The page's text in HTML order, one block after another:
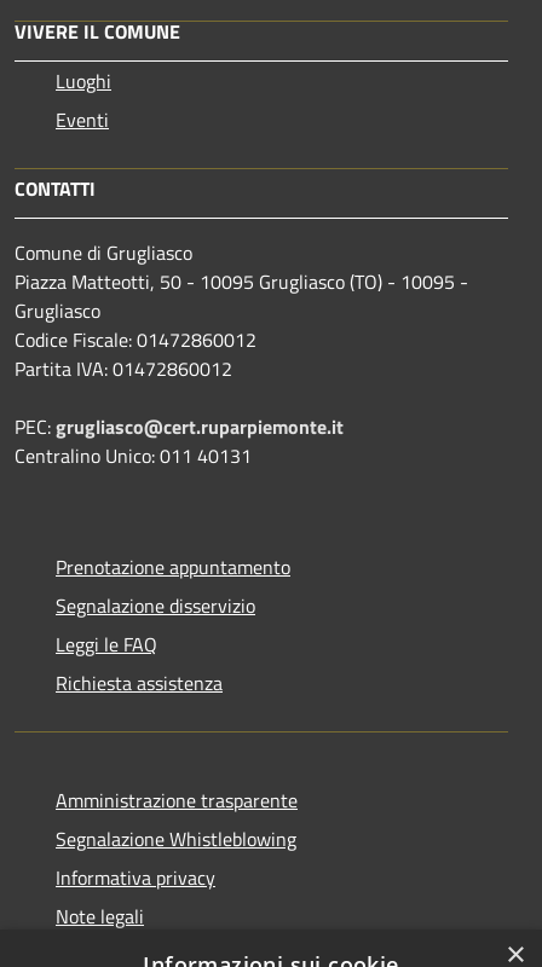
VIVERE IL COMUNE
Luoghi
Eventi
CONTATTI
Comune di Grugliasco
Piazza Matteotti, 50 - 10095 Grugliasco (TO) - 10095 -
Grugliasco
Codice Fiscale: 01472860012
Partita IVA: 01472860012
PEC:grugliasco@cert.ruparpiemonte.it
Centralino Unico: 011 40131
Prenotazione appuntamento
Segnalazione disservizio
Leggi le FAQ
Richiesta assistenza
Amministrazione trasparente
Segnalazione Whistleblowing
Informativa privacy
Note legali
Dichiarazione di accessibilità
×